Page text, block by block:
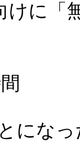
けに
にな